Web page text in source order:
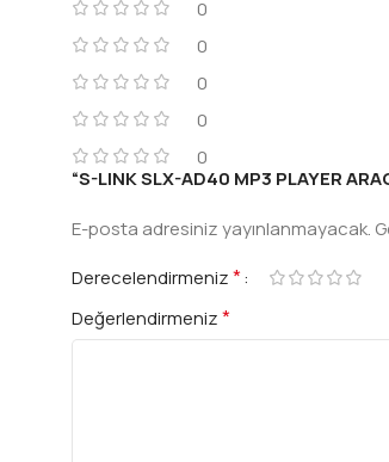
0
0
0
0
0
“S-LINK SLX-AD40 MP3 PLAYER
E-posta adresiniz yayınlanmayacak.
Derecelendirmeniz*
Değerlendirmeniz*